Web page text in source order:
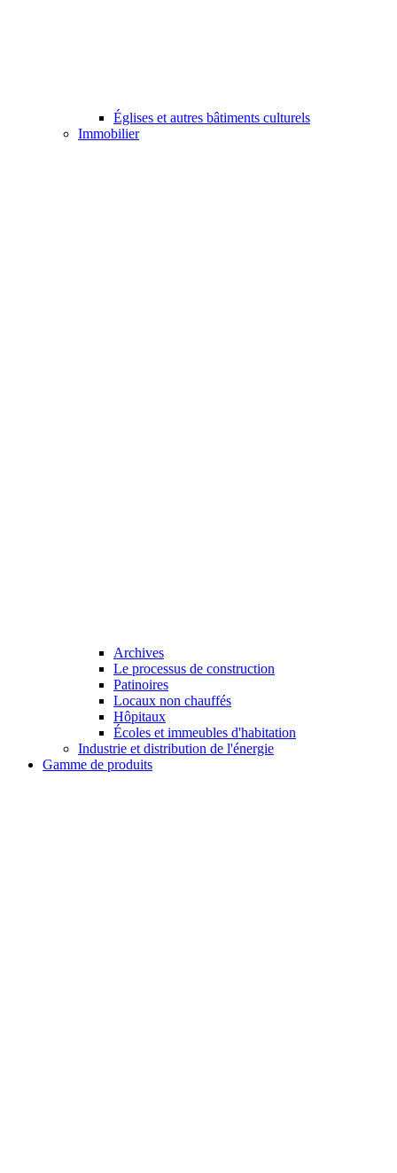
Églises et autres bâtiments culturels
Immobilier
Archives
Le processus de construction
Patinoires
Locaux non chauffés
Hôpitaux
Écoles et immeubles d'habitation
Industrie et distribution de l'énergie
Gamme de produits